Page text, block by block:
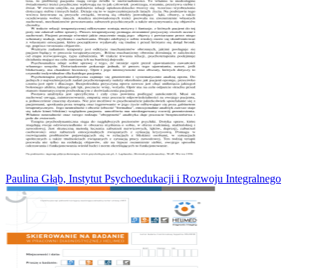
Paulina Głąb, Instytut Psychoedukacji i Rozwoju Integralnego